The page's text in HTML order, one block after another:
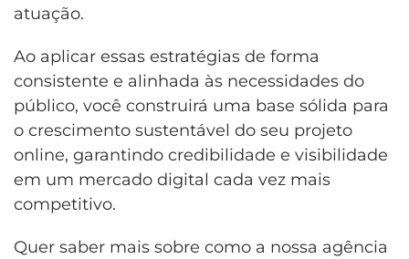
atuação.
Ao aplicar essas estratégias de forma
consistente e alinhada às necessidades do
público, você construirá uma base sólida para
o crescimento sustentável do seu projeto
online, garantindo credibilidade e visibilidade
em um mercado digital cada vez mais
competitivo.
Quer saber mais sobre como a nossa agência